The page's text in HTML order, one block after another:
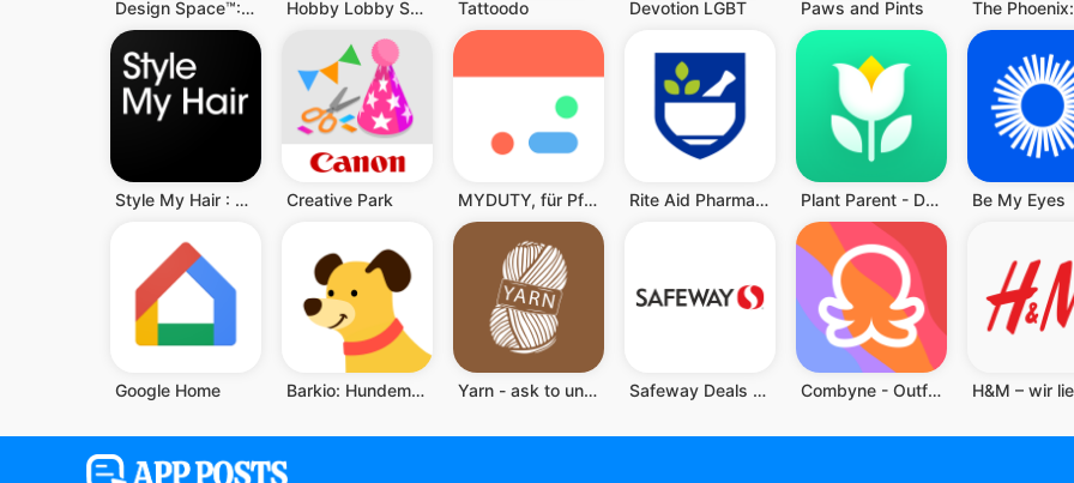
Design Space™: DIY mit Cricut Hobby Lobby Stores Tattoodo Devotion LGBT Paws and Pints
Style My Hair : Frisuren und H Creative Park MYDUTY, für Pflegepersonal Rite Aid Pharmacy Plant Parent - Der Pflegeguide Be My Eyes
Google Home Barkio: Hundemonitor & Kamera Yarn - ask to understand Safeway Deals & Delivery Combyne - Outfitkreation